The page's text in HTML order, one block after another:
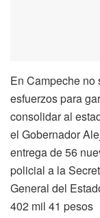
En Campeche no
esfuerzos para
consolidar al
el Gobernador
entrega de 56
policial a la
General del
402 mil 41 pesos